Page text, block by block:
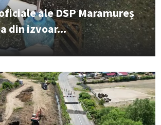
ale DSP Maramureș
din izvoar...